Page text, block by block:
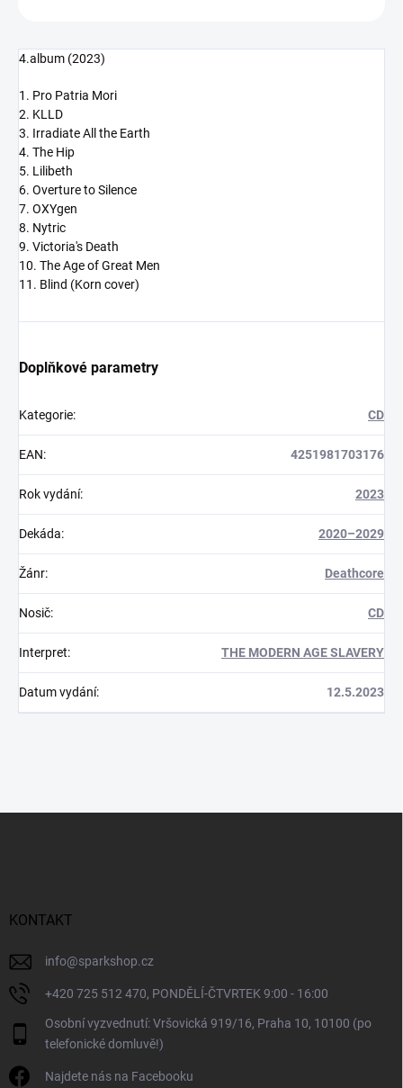
4.album (2023)
1. Pro Patria Mori
2. KLLD
3. Irradiate All the Earth
4. The Hip
5. Lilibeth
6. Overture to Silence
7. OXYgen
8. Nytric
9. Victoria's Death
10. The Age of Great Men
11. Blind (Korn cover)
Doplňkové parametry
Kategorie: CD
EAN: 4251981703176
Rok vydání: 2023
Dekáda: 2020–2029
Žánr: Deathcore
Nosič: CD
Interpret: THE MODERN AGE SLAVERY
Datum vydání: 12.5.2023
KONTAKT
info@sparkshop.cz
+420 725 512 470, PONDĚLÍ-ČTVRTEK 9:00 - 16:00
Osobní vyzvednutí: Vršovická 919/16, Praha 10, 10100 (po
telefonické domluvě!)
Najdete nás na Facebooku